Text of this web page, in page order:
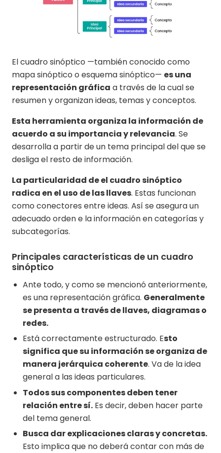
El cuadro sinóptico —también conocido como
mapa sinóptico o esquema sinóptico— es una
representación gráfica a través de la cual se
resumen y organizan ideas, temas y conceptos.
Esta herramienta organiza la información de
acuerdo a su importancia y relevancia. Se
desarrolla a partir de un tema principal del que se
desliga el resto de información.
La particularidad de el cuadro sinóptico
radica en el uso de las llaves. Estas funcionan
como conectores entre ideas. Así se asegura un
adecuado orden e la información en categorías y
subcategorías.
Principales características de un cuadro
sinóptico
Ante todo, y como se mencionó anteriormente,
es una representación gráfica. Generalmente
se presenta a través de llaves, diagramas o
redes.
Está correctamente estructurado. Esto
significa que su información se organiza de
manera jerárquica coherente. Va de la idea
general a las ideas particulares.
Todos sus componentes deben tener
relación entre sí.Es decir, deben hacer parte
del tema general.
Busca dar explicaciones claras y concretas.
Esto implica que no deberá contar con más de